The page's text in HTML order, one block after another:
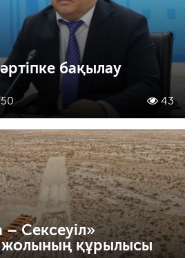
бақылау
43
Сексеуіл»
жолының құрылысы